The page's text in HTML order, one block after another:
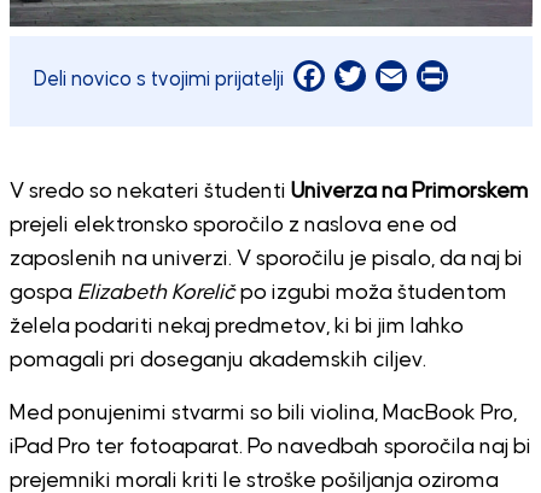
Deli novico s tvojimi prijatelji Facebook
Twitter
EmailPrint
V sredo so nekateri študenti Univerza na Primorskem
prejeli elektronsko sporočilo z naslova ene od
zaposlenih na univerzi. V sporočilu je pisalo, da naj bi
gospa Elizabeth Koreličpo izgubi moža študentom
želela podariti nekaj predmetov, ki bi jim lahko
pomagali pri doseganju akademskih ciljev.
Med ponujenimi stvarmi so bili violina, MacBook Pro,
iPad Pro ter fotoaparat. Po navedbah sporočila naj bi
prejemniki morali kriti le stroške pošiljanja oziroma